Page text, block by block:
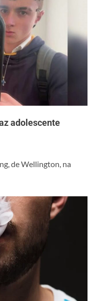
adolescente
de Wellington, na